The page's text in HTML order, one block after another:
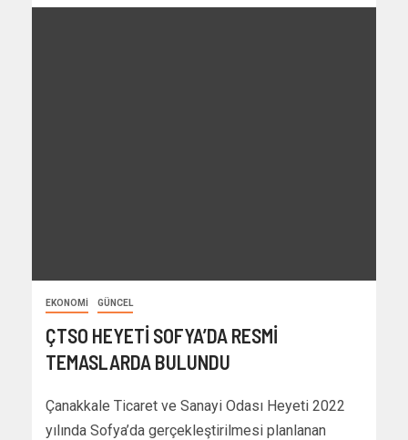
EKONOMI GÜNCEL
ÇTSO HEYETİ SOFYA’DA RESMİ
TEMASLARDA BULUNDU
Çanakkale Ticaret ve Sanayi Odası Heyeti 2022
yılında Sofya’da gerçekleştirilmesi planlanan